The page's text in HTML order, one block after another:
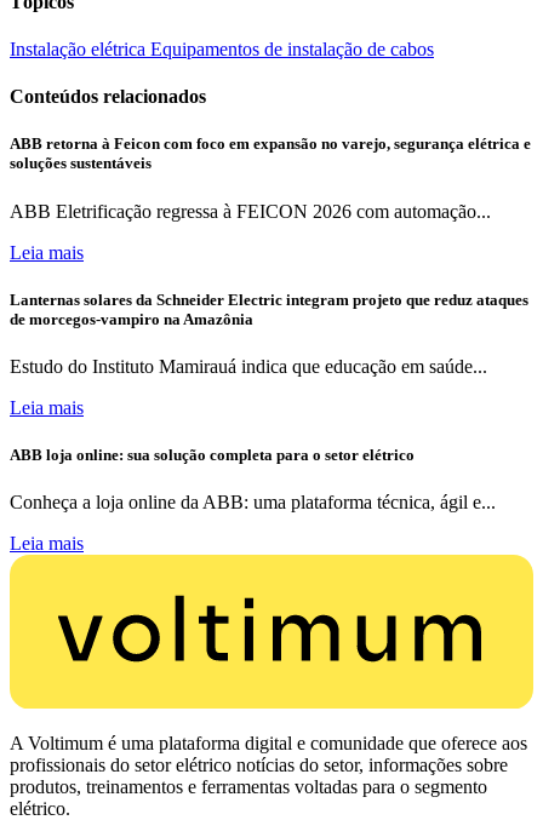
Instalação elétrica Equipamentos de instalação de cabos
Conteúdos relacionados
ABB retorna à Feicon com foco em expansão no varejo, segurança elétrica e
soluções sustentáveis
ABB Eletrificação regressa à FEICON 2026 com automação...
Leia mais
Lanternas solares da Schneider Electric integram projeto que reduz ataques
de morcegos-vampiro na Amazônia
Estudo do Instituto Mamirauá indica que educação em saúde...
Leia mais
ABB loja online: sua solução completa para o setor elétrico
Conheça a loja online da ABB: uma plataforma técnica, ágil e...
Leia mais
A Voltimum é uma plataforma digital e comunidade que oferece aos
profissionais do setor elétrico notícias do setor, informações sobre
produtos, treinamentos e ferramentas voltadas para o segmento
elétrico.